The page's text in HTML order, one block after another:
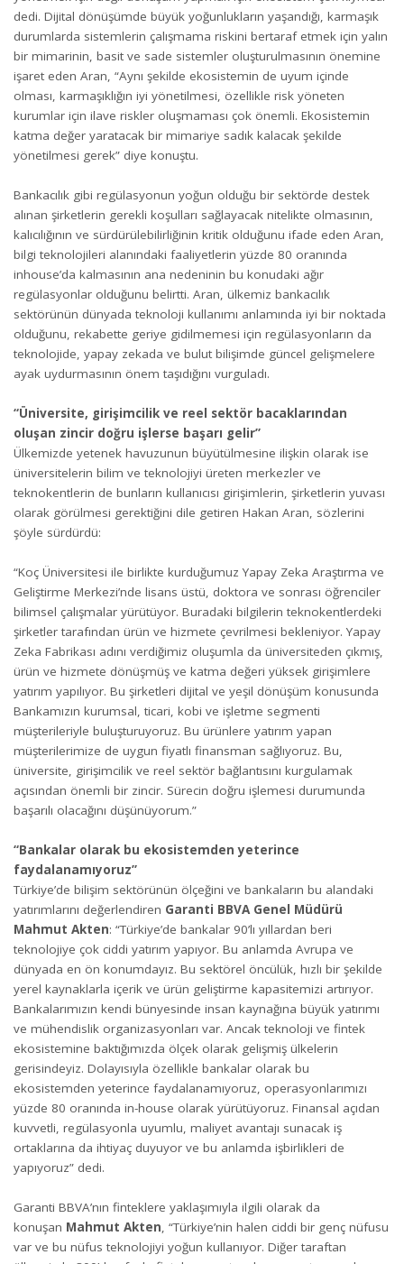
dedi. Dijital dönüşümde büyük yoğunlukların yaşandığı, karmaşık
durumlarda sistemlerin çalışmama riskini bertaraf etmek için yalın
bir mimarinin, basit ve sade sistemler oluşturulmasının önemine
işaret eden Aran, “Aynı şekilde ekosistemin de uyum içinde
olması, karmaşıklığın iyi yönetilmesi, özellikle risk yöneten
kurumlar için ilave riskler oluşmaması çok önemli. Ekosistemin
katma değer yaratacak bir mimariye sadık kalacak şekilde
yönetilmesi gerek” diye konuştu.
Bankacılık gibi regülasyonun yoğun olduğu bir sektörde destek
alınan şirketlerin gerekli koşulları sağlayacak nitelikte olmasının,
kalıcılığının ve sürdürülebilirliğinin kritik olduğunu ifade eden Aran,
bilgi teknolojileri alanındaki faaliyetlerin yüzde 80 oranında
inhouse’da kalmasının ana nedeninin bu konudaki ağır
regülasyonlar olduğunu belirtti. Aran, ülkemiz bankacılık
sektörünün dünyada teknoloji kullanımı anlamında iyi bir noktada
olduğunu, rekabette geriye gidilmemesi için regülasyonların da
teknolojide, yapay zekada ve bulut bilişimde güncel gelişmelere
ayak uydurmasının önem taşıdığını vurguladı.
“Üniversite, girişimcilik ve reel sektör bacaklarından
oluşan zincir doğru işlerse başarı gelir”
Ülkemizde yetenek havuzunun büyütülmesine ilişkin olarak ise
üniversitelerin bilim ve teknolojiyi üreten merkezler ve
teknokentlerin de bunların kullanıcısı girişimlerin, şirketlerin yuvası
olarak görülmesi gerektiğini dile getiren Hakan Aran, sözlerini
şöyle sürdürdü:
“Koç Üniversitesi ile birlikte kurduğumuz Yapay Zeka Araştırma ve
Geliştirme Merkezi’nde lisans üstü, doktora ve sonrası öğrenciler
bilimsel çalışmalar yürütüyor. Buradaki bilgilerin teknokentlerdeki
şirketler tarafından ürün ve hizmete çevrilmesi bekleniyor. Yapay
Zeka Fabrikası adını verdiğimiz oluşumla da üniversiteden çıkmış,
ürün ve hizmete dönüşmüş ve katma değeri yüksek girişimlere
yatırım yapılıyor. Bu şirketleri dijital ve yeşil dönüşüm konusunda
Bankamızın kurumsal, ticari, kobi ve işletme segmenti
müşterileriyle buluşturuyoruz. Bu ürünlere yatırım yapan
müşterilerimize de uygun fiyatlı finansman sağlıyoruz. Bu,
üniversite, girişimcilik ve reel sektör bağlantısını kurgulamak
açısından önemli bir zincir. Sürecin doğru işlemesi durumunda
başarılı olacağını düşünüyorum.”
“Bankalar olarak bu ekosistemden yeterince
faydalanamıyoruz”
Türkiye’de bilişim sektörünün ölçeğini ve bankaların bu alandaki
yatırımlarını değerlendiren Garanti BBVA Genel Müdürü
Mahmut Akten: “Türkiye’de bankalar 90’lı yıllardan beri
teknolojiye çok ciddi yatırım yapıyor. Bu anlamda Avrupa ve
dünyada en ön konumdayız. Bu sektörel öncülük, hızlı bir şekilde
yerel kaynaklarla içerik ve ürün geliştirme kapasitemizi artırıyor.
Bankalarımızın kendi bünyesinde insan kaynağına büyük yatırımı
ve mühendislik organizasyonları var. Ancak teknoloji ve fintek
ekosistemine baktığımızda ölçek olarak gelişmiş ülkelerin
gerisindeyiz. Dolayısıyla özellikle bankalar olarak bu
ekosistemden yeterince faydalanamıyoruz, operasyonlarımızı
yüzde 80 oranında in-house olarak yürütüyoruz. Finansal açıdan
kuvvetli, regülasyonla uyumlu, maliyet avantajı sunacak iş
ortaklarına da ihtiyaç duyuyor ve bu anlamda işbirlikleri de
yapıyoruz” dedi.
Garanti BBVA’nın finteklere yaklaşımıyla ilgili olarak da
konuşan Mahmut Akten, “Türkiye’nin halen ciddi bir genç nüfusu
var ve bu nüfus teknolojiyi yoğun kullanıyor. Diğer taraftan